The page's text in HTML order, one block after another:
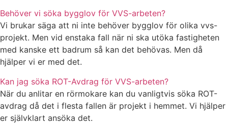
Behöver vi söka bygglov för VVS-arbeten?
Vi brukar säga att ni inte behöver bygglov för olika vvs-
projekt. Men vid enstaka fall när ni ska utöka fastigheten
med kanske ett badrum så kan det behövas. Men då
hjälper vi er med det.
Kan jag söka ROT-Avdrag för VVS-arbeten?
När du anlitar en rörmokare kan du vanligtvis söka ROT-
avdrag då det i flesta fallen är projekt i hemmet. Vi hjälper
er självklart ansöka det.